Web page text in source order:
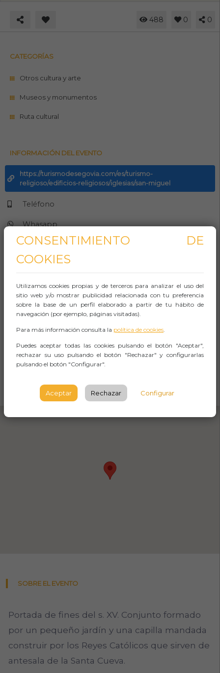
488 0 0
SOBRE EL EVENTO
Portada de fines del s. XV. Conjunto formado
por un pequeño jardín y una capilla mandada
construir por los Reyes Católicos que sirven de
antesala de la Santa Cueva.
CATEGORÍAS
Otros cultura y arte
Museos y monumentos
Ruta cultural
INFORMACIÓN DEL EVENTO
https://turismodesegovia.com/es/turismo-
religioso/edificios-religiosos/iglesias/san-miguel
Teléfono
Whasapp
Aforo:
Iglesia San Miguel
Iglesias San Miguel,
Segovia
SEGOVIA
Abrir Navegación
CONSENTIMIENTO DE
COOKIES
Utilizamos cookies propias y de terceros para analizar el uso del
sitio web y/o mostrar publicidad relacionada con tu preferencia
sobre la base de un perfil elaborado a partir de tu hábito de
navegación (por ejemplo, páginas visitadas).
Para más información consulta la política de cookies.
Puedes aceptar todas las cookies pulsando el botón "Aceptar",
rechazar su uso pulsando el botón "Rechazar" y configurarlas
pulsando el botón "Configurar".
Aceptar Rechazar Configurar